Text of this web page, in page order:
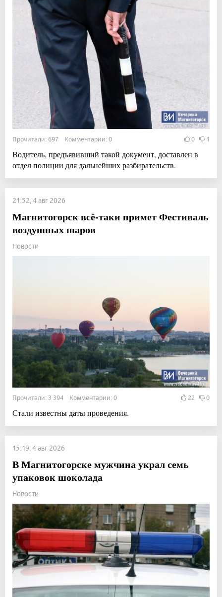
Прочитали: 697 Комментарии: 0 0 1
Водитель, предъявивший такой документ, доставлен в
отдел полиции для дальнейших разбирательств.
21:52, 4 авг 2026
Магнитогорск всё-таки примет Фестиваль
воздушных шаров
Новости
Прочитали: 3 394 Комментарии: 0 22 0
Стали известны даты проведения.
15:19, 4 авг 2026
В Магнитогорске мужчина украл семь
упаковок шоколада
Новости